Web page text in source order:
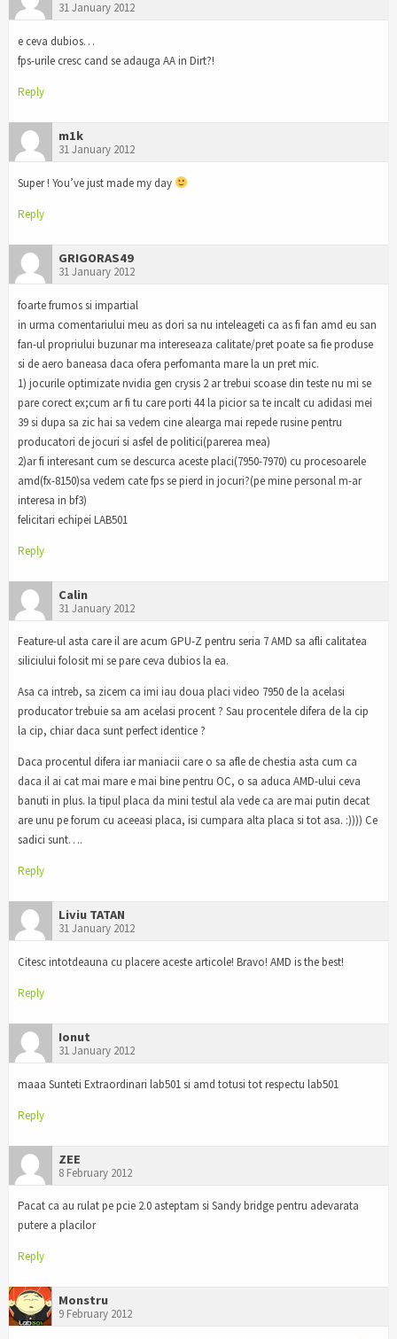
31 January 2012
e ceva dubios…
fps-urile cresc cand se adauga AA in Dirt?!
Reply
m1k
31 January 2012
Super ! You’ve just made my day
Reply
GRIGORAS49
31 January 2012
foarte frumos si impartial
in urma comentariului meu as dori sa nu inteleageti ca as fi fan amd eu san
fan-ul propriului buzunar ma intereseaza calitate/pret poate sa fie produse
si de aero baneasa daca ofera perfomanta mare la un pret mic.
1) jocurile optimizate nvidia gen crysis 2 ar trebui scoase din teste nu mi se
pare corect ex;cum ar fi tu care porti 44 la picior sa te incalt cu adidasi mei
39 si dupa sa zic hai sa vedem cine alearga mai repede rusine pentru
producatori de jocuri si asfel de politici(parerea mea)
2)ar fi interesant cum se descurca aceste placi(7950-7970) cu procesoarele
amd(fx-8150)sa vedem cate fps se pierd in jocuri?(pe mine personal m-ar
interesa in bf3)
felicitari echipei LAB501
Reply
Calin
31 January 2012
Feature-ul asta care il are acum GPU-Z pentru seria 7 AMD sa afli calitatea
siliciului folosit mi se pare ceva dubios la ea.
Asa ca intreb, sa zicem ca imi iau doua placi video 7950 de la acelasi
producator trebuie sa am acelasi procent ? Sau procentele difera de la cip
la cip, chiar daca sunt perfect identice ?
Daca procentul difera iar maniacii care o sa afle de chestia asta cum ca
daca il ai cat mai mare e mai bine pentru OC, o sa aduca AMD-ului ceva
banuti in plus. Ia tipul placa da mini testul ala vede ca are mai putin decat
are unu pe forum cu aceeasi placa, isi cumpara alta placa si tot asa. :)))) Ce
sadici sunt….
Reply
Liviu TATAN
31 January 2012
Citesc intotdeauna cu placere aceste articole! Bravo! AMD is the best!
Reply
Ionut
31 January 2012
maaa Sunteti Extraordinari lab501 si amd totusi tot respectu lab501
Reply
ZEE
8 February 2012
Pacat ca au rulat pe pcie 2.0 asteptam si Sandy bridge pentru adevarata
putere a placilor
Reply
Monstru
9 February 2012